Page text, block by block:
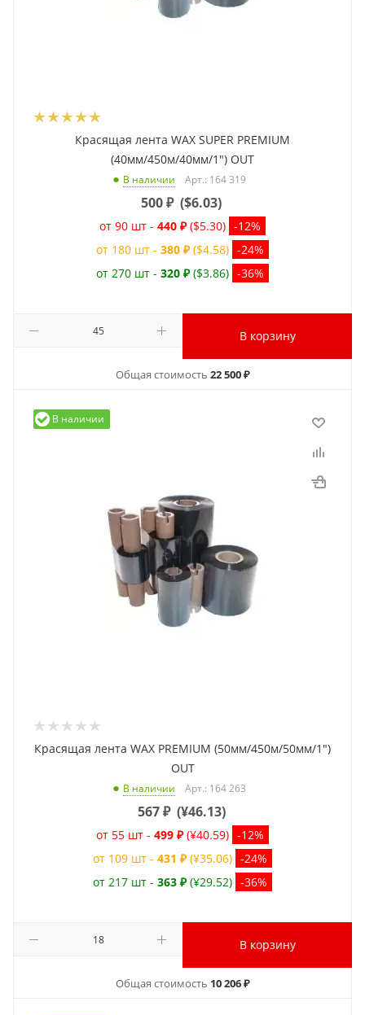
Красящая лента WAX SUPER PREMIUM
(40мм/450м/40мм/1") OUT
В наличии Арт.: 164 319
500₽ ($6.03)
от 90 шт - 440 ₽ ($5.30) -12%
от 180 шт - 380 ₽ ($4.58) -24%
от 270 шт - 320 ₽ ($3.86) -36%
В корзину
Общая стоимость 22 500 ₽
В наличии
Красящая лента WAX PREMIUM (50мм/450м/50мм/1")
OUT
В наличии Арт.: 164 263
567₽ (¥46.13)
от 55 шт - 499 ₽ (¥40.59) -12%
от 109 шт - 431 ₽ (¥35.06) -24%
от 217 шт - 363 ₽ (¥29.52) -36%
В корзину
Общая стоимость 10 206 ₽